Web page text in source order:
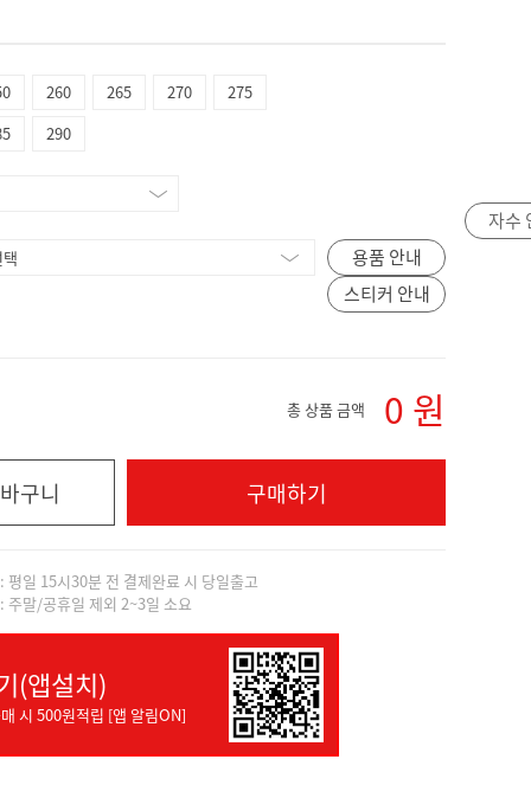
260 265 270
275
290
용품 안내
스티커 안내
자수
총 상품 금액 0 원
구니 구매하기
평일 15시30분 전 결제완료 시 당일출고
주말/공휴일 제외 2~3일 소요
(앱설치)
시 500원적립 [앱 알림ON]